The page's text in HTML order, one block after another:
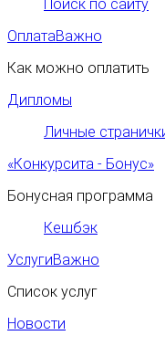
Поиск по сайту
ОплатаВажно
Как можно оплатить
Дипломы
Личные
«Конкурсита - Бонус»
Бонусная программа
Кешбэк
УслугиВажно
Список услуг
Новости